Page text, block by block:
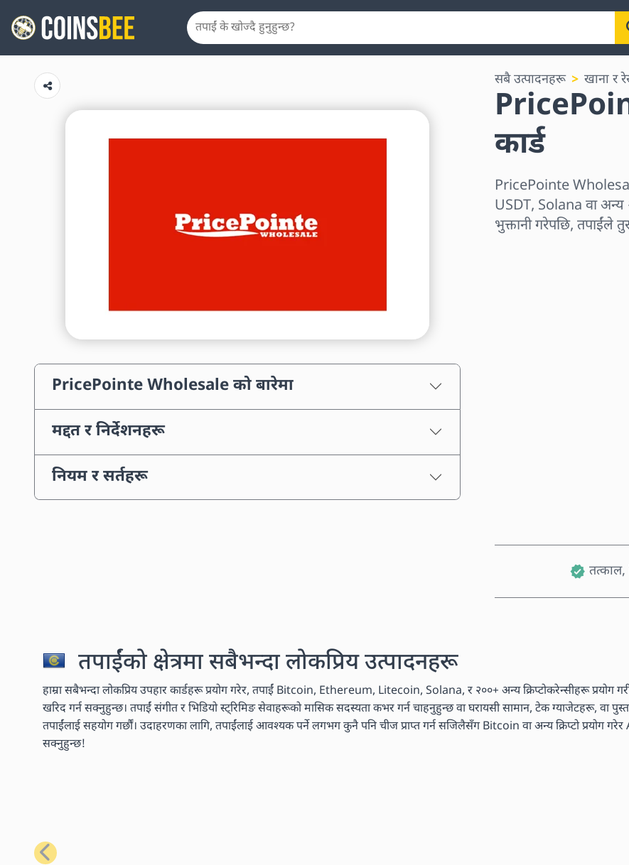
PricePointe Wholesale को बारेमा
मद्दत र निर्देशनहरू
नियम र सर्तहरू
सबै उत्पादनहरू खाना र
कार्ड
PricePointe
USDT, Solana वा अन्य
भुक्तानी गरेपछि, तपाईंले
तत्काल,
तपाईंको क्षेत्रमा सबैभन्दा लोकप्रिय उत्पादनहरू
हाम्रा सबैभन्दा लोकप्रिय उपहार कार्डहरू प्रयोग गरेर, तपाईं Bitcoin, Ethereum, Litecoin, Solana, र २००+ अन्य क्रिप्टोकरेन्सीहरू प्रयोग
खरिद गर्न सक्नुहुन्छ। तपाईं संगीत र भिडियो स्ट्रिमिङ सेवाहरूको मासिक सदस्यता कभर गर्न चाहनुहुन्छ वा घरायसी सामान, टेक ग्याजेटहरू, वा
तपाईंलाई सहयोग गर्छौं। उदाहरणका लागि, तपाईंलाई आवश्यक पर्ने लगभग कुनै पनि चीज प्राप्त गर्न सजिलैसँग Bitcoin वा अन्य क्रिप्टो प्रयोग गरेर
सक्नुहुन्छ!
अघिल्लो